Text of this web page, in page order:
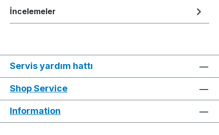
İncelemeler
Servis yardım hattı
Shop Service
Information